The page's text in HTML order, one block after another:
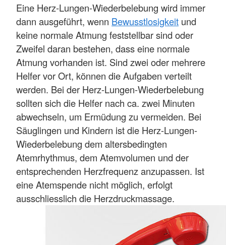
Eine Herz-Lungen-Wiederbelebung wird immer
dann ausgeführt, wenn Bewusstlosigkeit und
keine normale Atmung feststellbar sind oder
Zweifel daran bestehen, dass eine normale
Atmung vorhanden ist. Sind zwei oder mehrere
Helfer vor Ort, können die Aufgaben verteilt
werden. Bei der Herz-Lungen-Wiederbelebung
sollten sich die Helfer nach ca. zwei Minuten
abwechseln, um Ermüdung zu vermeiden. Bei
Säuglingen und Kindern ist die Herz-Lungen-
Wiederbelebung dem altersbedingten
Atemrhythmus, dem Atemvolumen und der
entsprechenden Herzfrequenz anzupassen. Ist
eine Atemspende nicht möglich, erfolgt
ausschliesslich die Herzdruckmassage.